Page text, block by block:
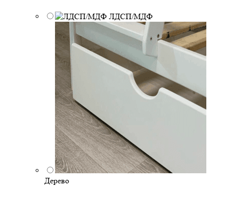
ЛДСП/МДФ
Дерево